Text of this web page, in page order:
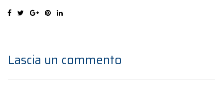
Lascia un commento